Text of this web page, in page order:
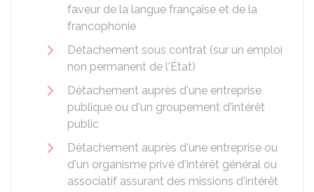
faveur de la langue française et de la
francophonie
Détachement sous contrat (sur un emploi
non permanent de l'État)
Détachement auprès d'une entreprise
publique ou d'un groupement d'intérêt
public
Détachement auprès d'une entreprise ou
d'un organisme privé d'intérêt général ou
associatif assurant des missions d'intérêt